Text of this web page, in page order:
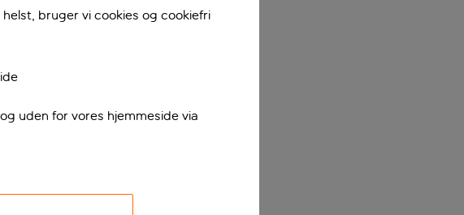
bruger vi cookies og cookiefri
uden for vores hjemmeside via